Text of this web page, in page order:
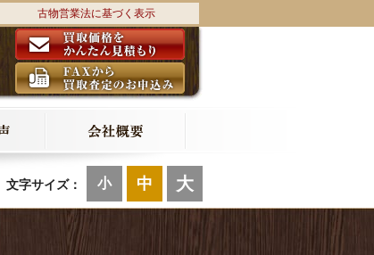
古物営業法に基づく表示
文字サイズ： 小 中 大